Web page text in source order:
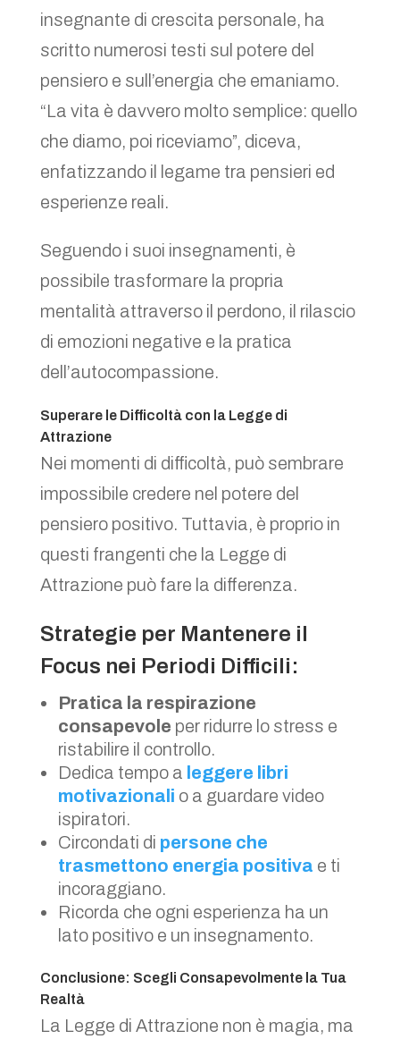
insegnante di crescita personale, ha
scritto numerosi testi sul potere del
pensiero e sull’energia che emaniamo.
“La vita è davvero molto semplice: quello
che diamo, poi riceviamo”, diceva,
enfatizzando il legame tra pensieri ed
esperienze reali.
Seguendo i suoi insegnamenti, è
possibile trasformare la propria
mentalità attraverso il perdono, il rilascio
di emozioni negative e la pratica
dell’autocompassione.
Superare le Difficoltà con la Legge di
Attrazione
Nei momenti di difficoltà, può sembrare
impossibile credere nel potere del
pensiero positivo. Tuttavia, è proprio in
questi frangenti che la Legge di
Attrazione può fare la differenza.
Strategie per Mantenere il
Focus nei Periodi Difficili:
Pratica la respirazione
consapevole per ridurre lo stress e
ristabilire il controllo.
Dedica tempo a leggere libri
motivazionali o a guardare video
ispiratori.
Circondati di persone che
trasmettono energia positiva e ti
incoraggiano.
Ricorda che ogni esperienza ha un
lato positivo e un insegnamento.
Conclusione: Scegli Consapevolmente la Tua
Realtà
La Legge di Attrazione non è magia, ma